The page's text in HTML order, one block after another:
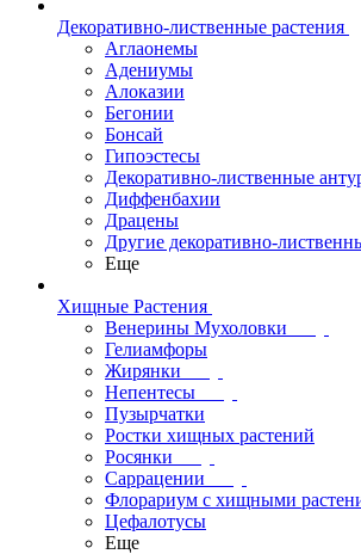
Декоративно-лиственные растения
Аглаонемы
Адениумы
Алоказии
Бегонии
Бонсай
Гипоэстесы
Декоративно-лиственные
Диффенбахии
Драцены
Другие декоративно-
Еще
Хищные Растения
Венерины Мухоловки
Гелиамфоры
Жирянки
Непентесы
Пузырчатки
Ростки хищных растений
Росянки
Саррацении
Флорариум с хищными
Цефалотусы
Еще